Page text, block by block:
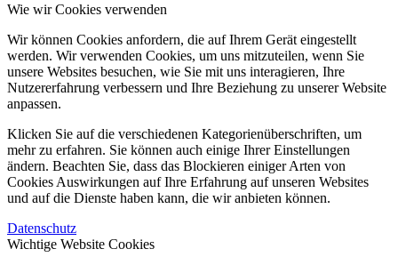
Wie wir Cookies verwenden
Wir können Cookies anfordern, die auf Ihrem Gerät eingestellt
werden. Wir verwenden Cookies, um uns mitzuteilen, wenn Sie
unsere Websites besuchen, wie Sie mit uns interagieren, Ihre
Nutzererfahrung verbessern und Ihre Beziehung zu unserer Website
anpassen.
Klicken Sie auf die verschiedenen Kategorienüberschriften, um
mehr zu erfahren. Sie können auch einige Ihrer Einstellungen
ändern. Beachten Sie, dass das Blockieren einiger Arten von
Cookies Auswirkungen auf Ihre Erfahrung auf unseren Websites
und auf die Dienste haben kann, die wir anbieten können.
Datenschutz
Wichtige Website Cookies